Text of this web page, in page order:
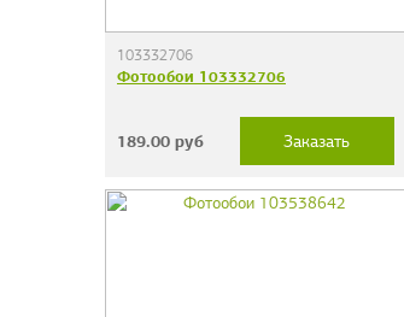
103332706
Фотообои 103332706
189.00руб Заказать